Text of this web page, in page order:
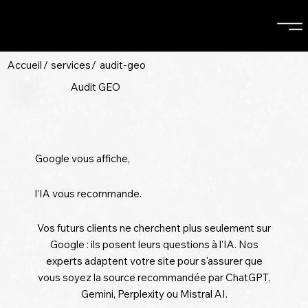
Google vous affiche,
l’IA vous recommande.
Vos futurs clients ne cherchent plus seulement sur
Google : ils posent leurs questions à l'IA. Nos
experts adaptent votre site pour s'assurer que
vous soyez la source recommandée par ChatGPT,
Gemini, Perplexity ou Mistral AI.
Accueil / services/ audit-geo
Audit GEO